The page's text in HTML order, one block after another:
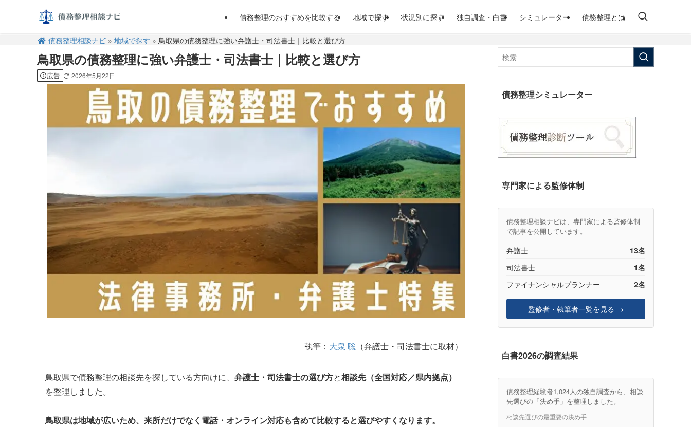
債務整理のおすすめを比較する 地域で探す 状況別に探す 独自調査・白書 シミュレーター 債務整理とは
債務整理相談ナビ» 地域で探す » 鳥取県の債務整理に強い弁護士・司法書士｜比較と選び方
鳥取県の債務整理に強い弁護士・司法書士｜比較と選び方
広告 2026年5月22日
執筆： 大泉 聡 （弁護士・司法書士に取材）
鳥取県で債務整理の相談先を探している方向けに、 弁護士・司法書士の選び方と相談先（全国対応／県内拠点）
を整理しました。
鳥取県は地域が広いため、来所だけでなく 電話・オンライン対応も含めて比較すると選びやすくなります。
債務整理シミュレーター
専門家による監修体制
債務整理相談ナビは、専門家による監修体制
で記事を公開しています。
弁護士
13名
司法書士
1名
ファイナンシャルプランナー
2名
監修者・執筆者一覧を見る →
白書2026の調査結果
債務整理経験者1,024人の独自調査から、相談
先選びの「決め手」を整理しました。
相談先選びの最重要の決め手